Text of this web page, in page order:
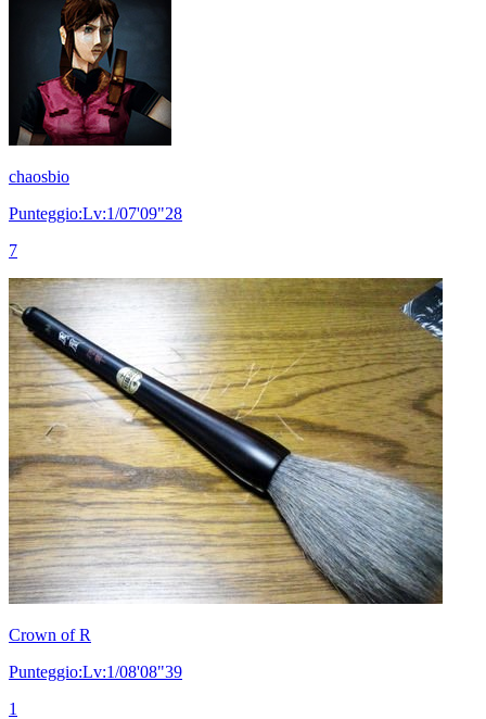
chaosbio
Punteggio:Lv:1/07'09"28
7
Crown of R
Punteggio:Lv:1/08'08"39
1